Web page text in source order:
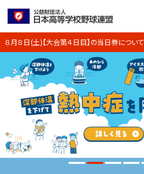
８月８日(土)【大会第４日目】の当日券について